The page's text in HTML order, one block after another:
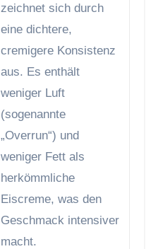
zeichnet sich durch
eine dichtere,
cremigere Konsistenz
aus. Es enthält
weniger Luft
(sogenannte
„Overrun“) und
weniger Fett als
herkömmliche
Eiscreme, was den
Geschmack intensiver
macht.